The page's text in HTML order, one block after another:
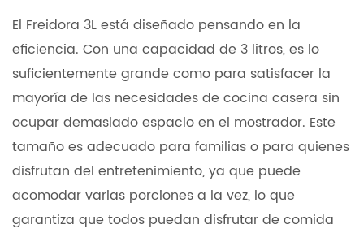
El Freidora 3Lestá diseñado pensando en la
eficiencia. Con una capacidad de 3 litros, es lo
suficientemente grande como para satisfacer la
mayoría de las necesidades de cocina casera sin
ocupar demasiado espacio en el mostrador. Este
tamaño es adecuado para familias o para quienes
disfrutan del entretenimiento, ya que puede
acomodar varias porciones a la vez, lo que
garantiza que todos puedan disfrutar de comida